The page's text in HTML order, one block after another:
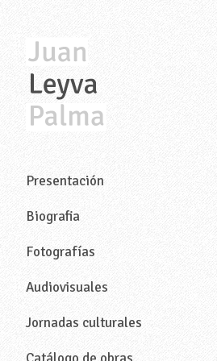
Presentación
Biografia
Fotografías
Audiovisuales
Jornadas culturales